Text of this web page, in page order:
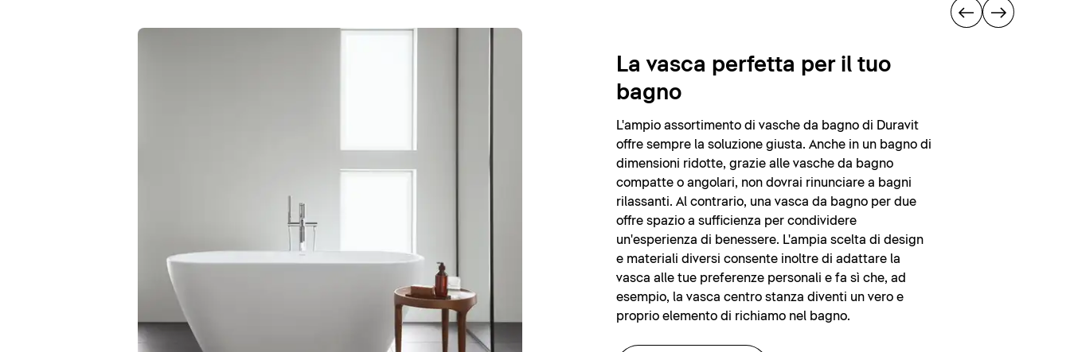
La vasca perfetta per il tuo
bagno
L'ampio assortimento di vasche da bagno di Duravit
offre sempre la soluzione giusta. Anche in un bagno di
dimensioni ridotte, grazie alle vasche da bagno
compatte o angolari, non dovrai rinunciare a bagni
rilassanti. Al contrario, una vasca da bagno per due
offre spazio a sufficienza per condividere
un'esperienza di benessere. L'ampia scelta di design
e materiali diversi consente inoltre di adattare la
vasca alle tue preferenze personali e fa sì che, ad
esempio, la vasca centro stanza diventi un vero e
proprio elemento di richiamo nel bagno.